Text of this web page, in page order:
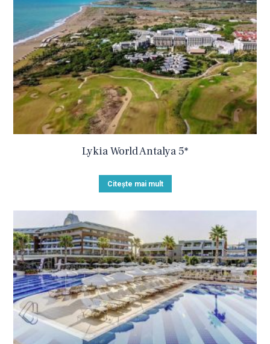
Lykia World Antalya 5*
Citește mai mult